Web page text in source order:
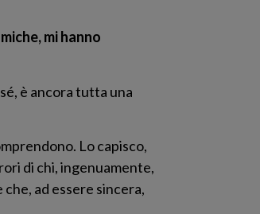
mi hanno
è ancora tutta una
Lo capisco,
di chi, ingenuamente,
ad essere sincera,